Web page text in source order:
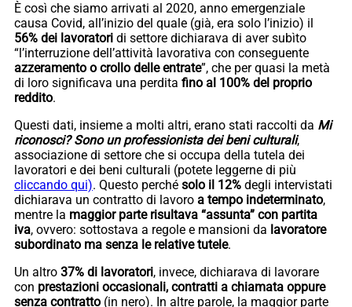
È così che siamo arrivati al 2020, anno emergenziale
causa Covid, all’inizio del quale (già, era solo l’inizio) il
56% dei lavoratori di settore dichiarava di aver subìto
“l’interruzione dell’attività lavorativa con conseguente
azzeramento o crollo delle entrate”, che per quasi la metà
di loro significava una perdita fino al 100% del proprio
reddito.
Questi dati, insieme a molti altri, erano stati raccolti da Mi
riconosci? Sono un professionista dei beni culturali,
associazione di settore che si occupa della tutela dei
lavoratori e dei beni culturali (potete leggerne di più
cliccando qui). Questo perché solo il 12% degli intervistati
dichiarava un contratto di lavoro a tempo indeterminato,
mentre la maggior parte risultava “assunta” con partita
iva, ovvero: sottostava a regole e mansioni da lavoratore
subordinato ma senza le relative tutele.
Un altro 37% di lavoratori, invece, dichiarava di lavorare
con prestazioni occasionali, contratti a chiamata oppure
senza contratto (in nero). In altre parole, la maggior parte